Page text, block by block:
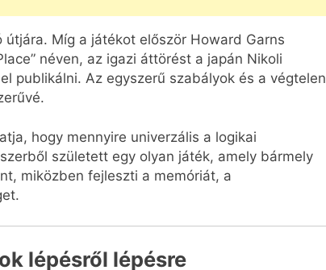
Míg a játékot először Howard Garns
néven, az igazi áttörést a japán Nikoli
publikálni. Az egyszerű szabályok és a végtelen
hogy mennyire univerzális a logikai
született egy olyan játék, amely bármely
miközben fejleszti a memóriát, a
lépésről lépésre